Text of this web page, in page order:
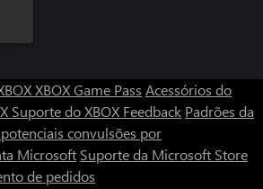
XBOX Game Pass Acessórios do
Suporte do XBOX Feedback Padrões da
convulsões por
Microsoft Suporte da Microsoft Store
de pedidos